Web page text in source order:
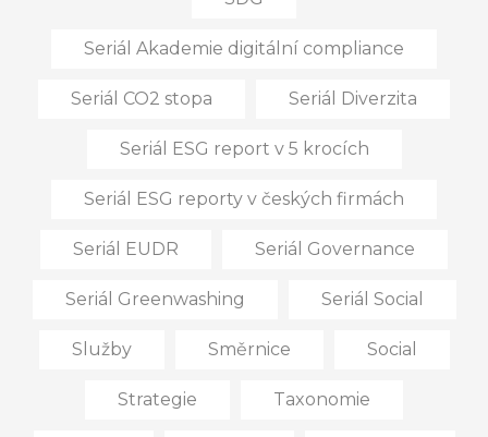
Seriál Akademie digitální compliance
Seriál CO2 stopa Seriál Diverzita
Seriál ESG report v 5 krocích
Seriál ESG reporty v českých firmách
Seriál EUDR Seriál Governance
Seriál Greenwashing Seriál Social
Služby Směrnice Social
Strategie Taxonomie